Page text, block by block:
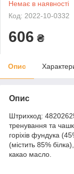
Немає в наявності
Код: 2022-10-0332
606 ₴
Опис
Опис
Штрихкод:
тренування та
горіхів фундука
(містить 85%
какао масло.